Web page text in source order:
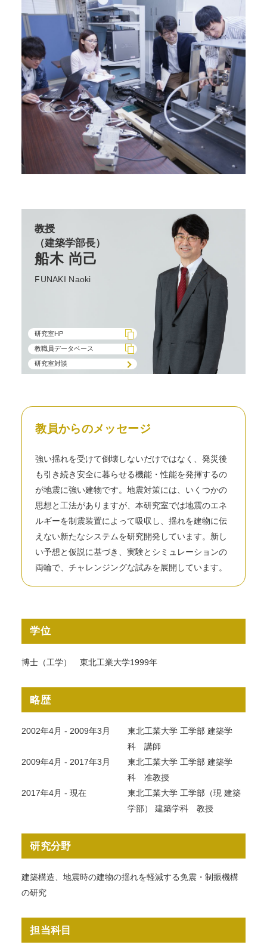
教授
（建築学部長）
船木 尚己
FUNAKI Naoki
研究室HP
教職員データベース
研究室対談
教員からのメッセージ
強い揺れを受けて倒壊しないだけではなく、発災後
も引き続き安全に暮らせる機能・性能を発揮するの
が地震に強い建物です。地震対策には、いくつかの
思想と工法がありますが、本研究室では地震のエネ
ルギーを制震装置によって吸収し、揺れを建物に伝
えない新たなシステムを研究開発しています。新し
い予想と仮説に基づき、実験とシミュレーションの
両輪で、チャレンジングな試みを展開しています。
学位
博士（工学） 東北工業大学1999年
略歴
2002年4月 - 2009年3月
東北工業大学 工学部 建築学
科 講師
2009年4月 - 2017年3月
東北工業大学 工学部 建築学
科 准教授
2017年4月 - 現在
東北工業大学 工学部（現 建築
学部） 建築学科 教授
研究分野
建築構造、地震時の建物の揺れを軽減する免震・制振機構
の研究
担当科目